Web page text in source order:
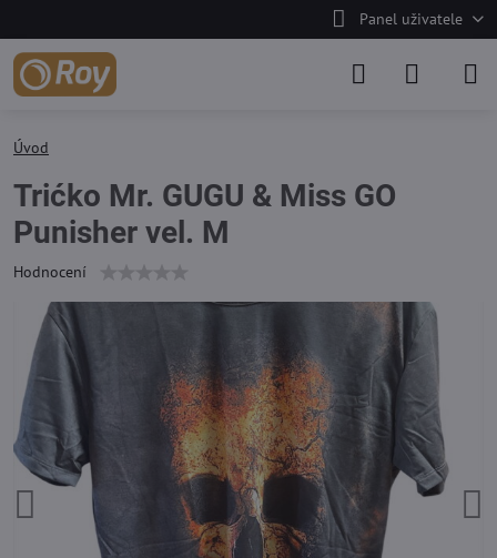
Panel uživatele
Úvod
Trićko Mr. GUGU & Miss GO
Punisher vel. M
Hodnocení